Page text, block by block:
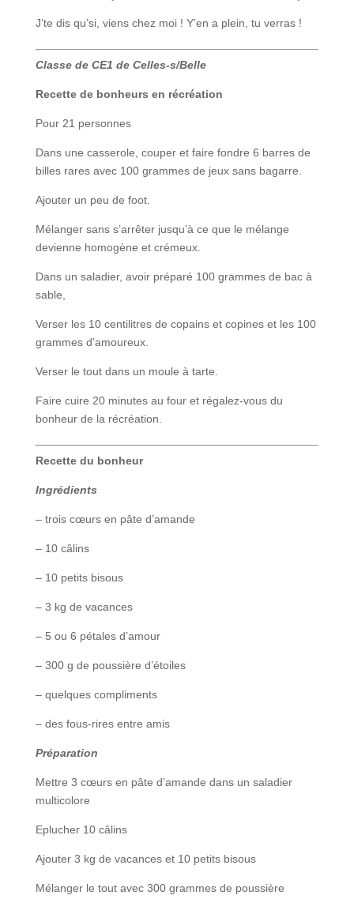
J’te dis qu’si, viens chez moi ! Y’en a plein, tu verras !
Classe de CE1 de Celles-s/Belle
Recette de bonheurs en récréation
Pour 21 personnes
Dans une casserole, couper et faire fondre 6 barres de
billes rares avec 100 grammes de jeux sans bagarre.
Ajouter un peu de foot.
Mélanger sans s’arrêter jusqu’à ce que le mélange
devienne homogène et crémeux.
Dans un saladier, avoir préparé 100 grammes de bac à
sable,
Verser les 10 centilitres de copains et copines et les 100
grammes d’amoureux.
Verser le tout dans un moule à tarte.
Faire cuire 20 minutes au four et régalez-vous du
bonheur de la récréation.
Recette du bonheur
Ingrédients
– trois cœurs en pâte d’amande
– 10 câlins
– 10 petits bisous
– 3 kg de vacances
– 5 ou 6 pétales d’amour
– 300 g de poussière d’étoiles
– quelques compliments
– des fous-rires entre amis
Préparation
Mettre 3 cœurs en pâte d’amande dans un saladier
multicolore
Eplucher 10 câlins
Ajouter 3 kg de vacances et 10 petits bisous
Mélanger le tout avec 300 grammes de poussière